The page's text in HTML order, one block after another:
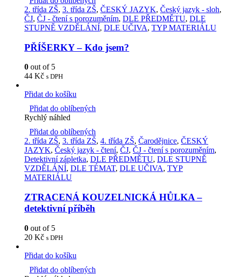
2. třída ZŠ, 3. třída ZŠ, ČESKÝ JAZYK, Český jazyk - sloh,
ČJ, ČJ - čtení s porozuměním, DLE PŘEDMĚTU, DLE
STUPNĚ VZDĚLÁNÍ, DLE UČIVA, TYP MATERIÁLU
PŘÍŠERKY – Kdo jsem?
0 out of 5
44 Kč s DPH
Přidat do košíku
Přidat do oblíbených
Rychlý náhled
Přidat do oblíbených
2. třída ZŠ, 3. třída ZŠ, 4. třída ZŠ, Čarodějnice, ČESKÝ
JAZYK, Český jazyk - čtení, ČJ, ČJ - čtení s porozuměním,
Detektivní zápletka, DLE PŘEDMĚTU, DLE STUPNĚ
VZDĚLÁNÍ, DLE TÉMAT, DLE UČIVA, TYP
MATERIÁLU
ZTRACENÁ KOUZELNICKÁ HŮLKA –
detektivní příběh
0 out of 5
20 Kč s DPH
Přidat do košíku
Přidat do oblíbených